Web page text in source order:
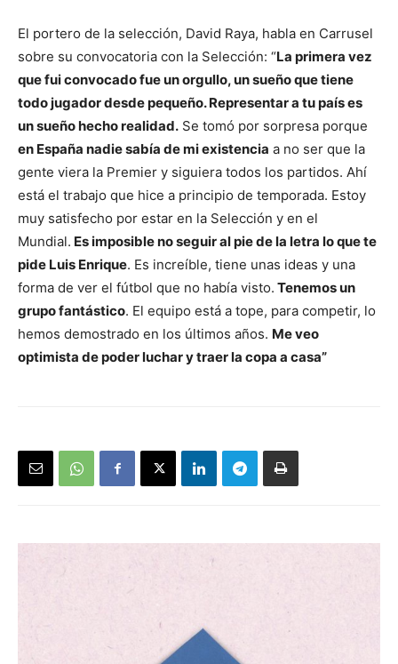
El portero de la selección, David Raya, habla en Carrusel
sobre su convocatoria con la Selección: “La primera vez
que fui convocado fue un orgullo, un sueño que tiene
todo jugador desde pequeño. Representar a tu país es
un sueño hecho realidad. Se tomó por sorpresa porque
en España nadie sabía de mi existencia a no ser que la
gente viera la Premier y siguiera todos los partidos. Ahí
está el trabajo que hice a principio de temporada. Estoy
muy satisfecho por estar en la Selección y en el
Mundial. Es imposible no seguir al pie de la letra lo que te
pide Luis Enrique. Es increíble, tiene unas ideas y una
forma de ver el fútbol que no había visto. Tenemos un
grupo fantástico. El equipo está a tope, para competir, lo
hemos demostrado en los últimos años. Me veo
optimista de poder luchar y traer la copa a casa”